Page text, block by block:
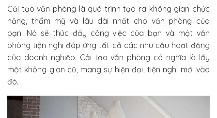
Cải tạo văn phòng là quá trình tạo ra không gian chức
năng, thẩm mỹ và lâu dài nhất cho văn phòng của
bạn. Nó sẽ thúc đẩy công việc của bạn và một văn
phòng tiện nghi đáp ứng tất cả các nhu cầu hoạt động
của doanh nghiệp. Cải tạo văn phòng có nghĩa là lấy
một không gian cũ, mang sự hiện đại, tiện nghi mới vào
đó.